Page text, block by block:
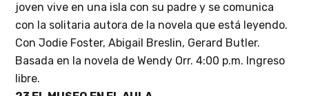
joven vive en una isla con su padre y se comunica
con la solitaria autora de la novela que está leyendo.
Con Jodie Foster, Abigail Breslin, Gerard Butler.
Basada en la novela de Wendy Orr. 4:00 p.m. Ingreso
libre.